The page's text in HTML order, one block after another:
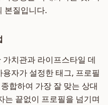
본질입니다.
치관과 라이프스타일 데
자가 설정한 태그, 프로필
합하여 가장 잘 맞는 상대
는 끝없이 프로필을 넘기며